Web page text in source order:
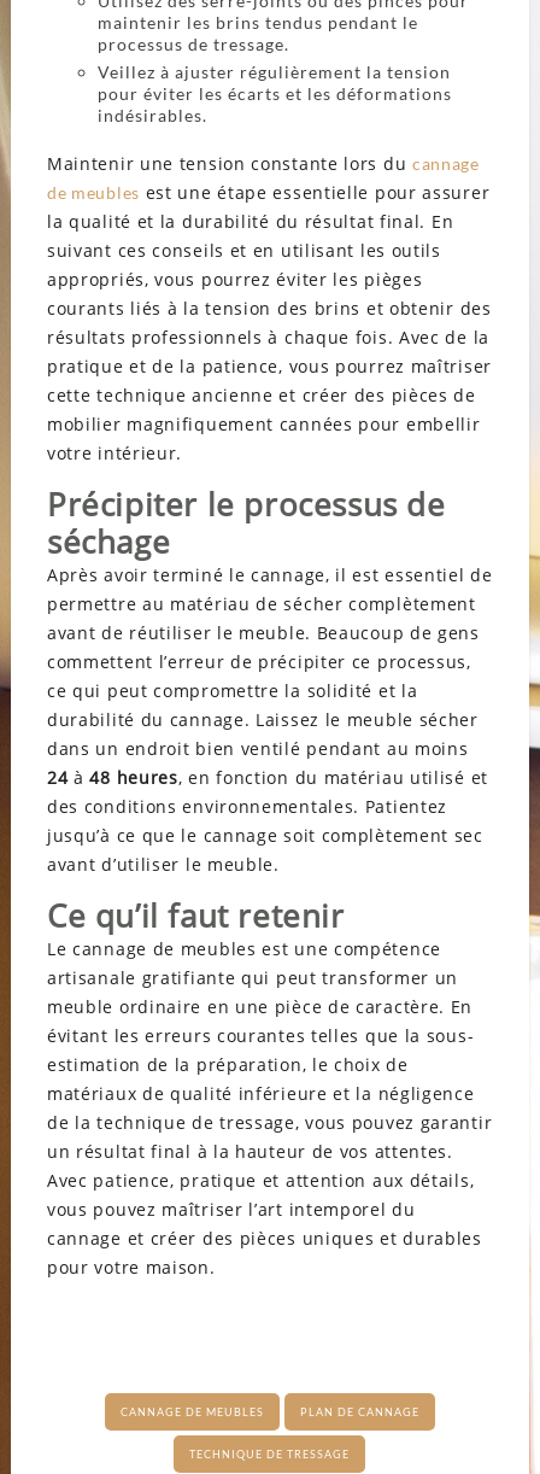
maintenir les brins tendus pendant le
processus de tressage.
Veillez à ajuster régulièrement la tension
pour éviter les écarts et les déformations
indésirables.
Maintenir une tension constante lors du cannage
de meubles est une étape essentielle pour assurer
la qualité et la durabilité du résultat final. En
suivant ces conseils et en utilisant les outils
appropriés, vous pourrez éviter les pièges
courants liés à la tension des brins et obtenir des
résultats professionnels à chaque fois. Avec de la
pratique et de la patience, vous pourrez maîtriser
cette technique ancienne et créer des pièces de
mobilier magnifiquement cannées pour embellir
votre intérieur.
Précipiter le processus de
séchage
Après avoir terminé le cannage, il est essentiel de
permettre au matériau de sécher complètement
avant de réutiliser le meuble. Beaucoup de gens
commettent l’erreur de précipiter ce processus,
ce qui peut compromettre la solidité et la
durabilité du cannage. Laissez le meuble sécher
dans un endroit bien ventilé pendant au moins
24à48 heures, en fonction du matériau utilisé et
des conditions environnementales. Patientez
jusqu’à ce que le cannage soit complètement sec
avant d’utiliser le meuble.
Ce qu’il faut retenir
Le cannage de meubles est une compétence
artisanale gratifiante qui peut transformer un
meuble ordinaire en une pièce de caractère. En
évitant les erreurs courantes telles que la sous-
estimation de la préparation, le choix de
matériaux de qualité inférieure et la négligence
de la technique de tressage, vous pouvez garantir
un résultat final à la hauteur de vos attentes.
Avec patience, pratique et attention aux détails,
vous pouvez maîtriser l’art intemporel du
cannage et créer des pièces uniques et durables
pour votre maison.
CANNAGE DE MEUBLES PLAN DE CANNAGE
TECHNIQUE DE TRESSAGE